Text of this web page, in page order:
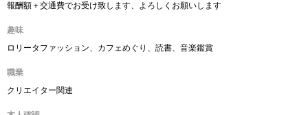
報酬額＋交通費でお受け致します、よろしくお願いします
趣味
ロリータファッション、カフェめぐり、読書、音楽鑑賞
職業
クリエイター関連